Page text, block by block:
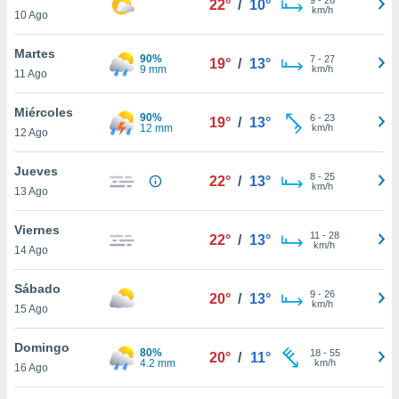
más
nuestra
y
de
disponible
cookies
aceptar
10 Ago
22° / 10°
km/h
Martes
11 Ago
90%
9 mm
19° / 13° 7- 27
km/h
Miércoles
12 Ago
90%
12 mm
19° / 13° 6- 23
km/h
Jueves
13 Ago
22° / 13° 8- 25
km/h
Viernes
14 Ago
22° / 13° 11 - 28
km/h
Sábado
15 Ago
20° / 13° 9- 26
km/h
Domingo
16 Ago
80%
4.2 mm
20° / 11° 18- 55
km/h